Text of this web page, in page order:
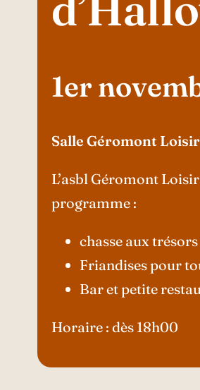
1er
Salle Géromont
L’asbl Géromont
programme :
chasse aux
Friandises pour
Bar et petite
Horaire : dès 18h00